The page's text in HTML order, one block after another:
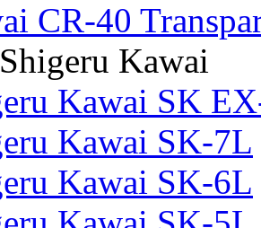
CR-40
Kawai
Kawai SK
Kawai SK-7L
Kawai SK-6L